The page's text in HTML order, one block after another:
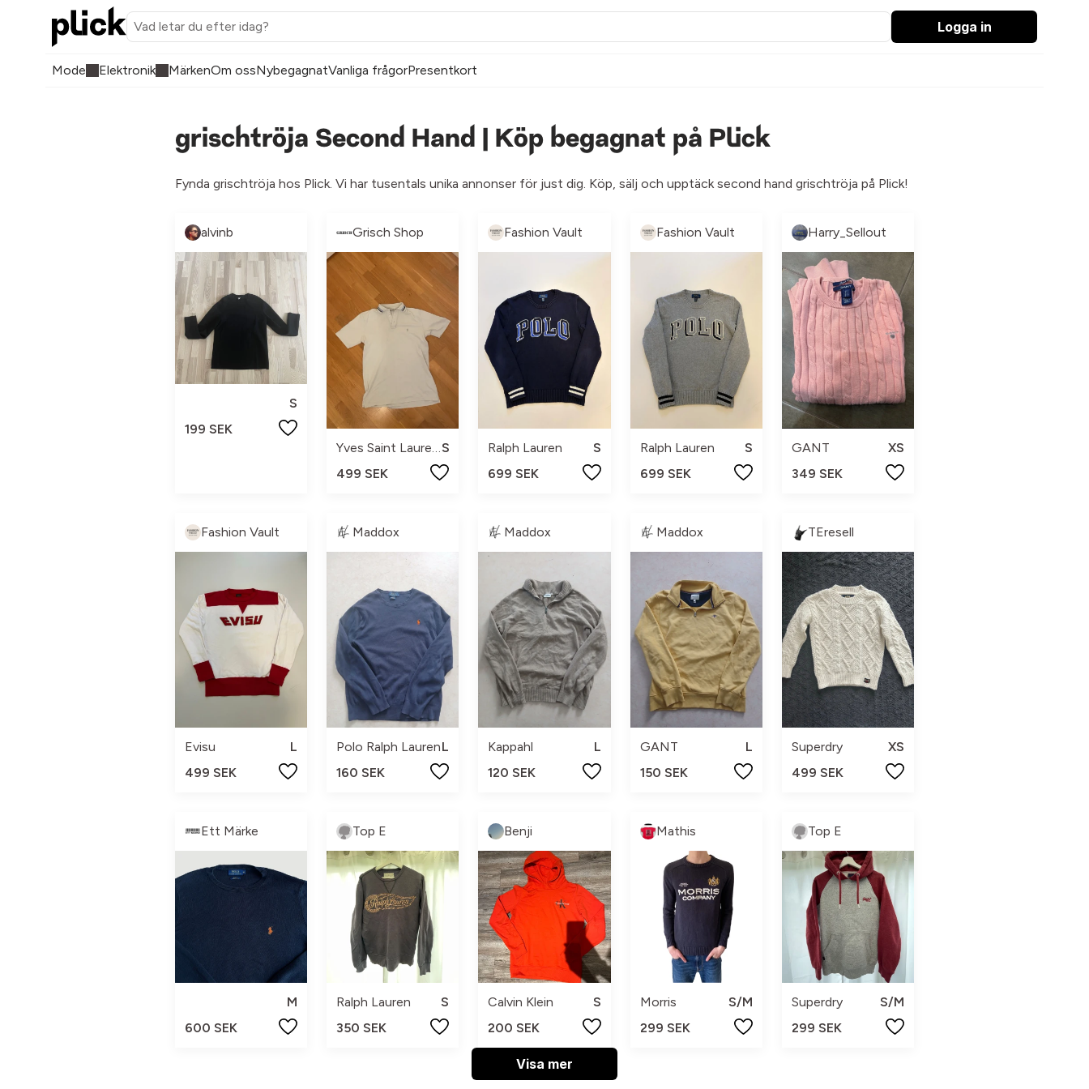
Logga in
Mode Elektronik MärkenOm ossNybegagnatVanliga frågorPresentkort
grischtröja Second Hand | Köp begagnat på Plick
Fynda grischtröja hos Plick. Vi har tusentals unika annonser för just dig. Köp, sälj och upptäck second hand grischtröja på Plick!
alvinb
S
199 SEK
Grisch Shop
499 SEK
Fashion Vault
Ralph Lauren
S
699 SEK
Fashion Vault
Ralph Lauren
S
699 SEK
Harry_Sellout
GANT
XS
349 SEK
Fashion Vault
Evisu
L
499 SEK
Maddox
Polo Ralph LaurenL
160 SEK
Maddox
Kappahl
L
120 SEK
Maddox
GANT
L
150 SEK
TEresell
Superdry
XS
499 SEK
Ett Märke
M
600 SEK
Top E
Ralph Lauren
S
350 SEK
Benji
Calvin Klein
S
200 SEK
Mathis
Morris
S/M
299 SEK
Top E
Superdry
S/M
299 SEK
Visa mer